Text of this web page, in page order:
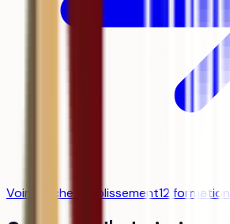
Voir la fiche établissement12 formation